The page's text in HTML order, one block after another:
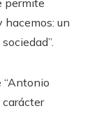
hacemos: un
“Antonio